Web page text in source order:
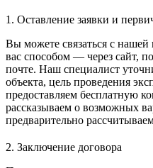
1. Оставление заявки и
Вы можете связаться с
вас способом — через сайт,
почте. Наш специалист
объекта, цель проведения
предоставляем бесплатную
рассказываем о возможных
предварительно
2. Заключение договора